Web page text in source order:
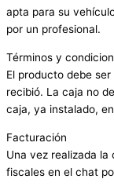
apta para su
por un profesional.
Términos y
El producto debe
recibió. La caja no
caja, ya instalado,
Facturación
Una vez realizada
fiscales en el chat